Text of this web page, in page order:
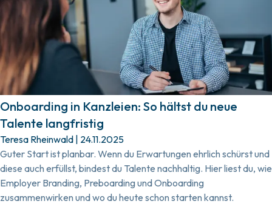
Onboarding in Kanzleien: So hältst du neue
Talente langfristig
Teresa Rheinwald 24.11.2025
Guter Start ist planbar. Wenn du Erwartungen ehrlich schürst und
diese auch erfüllst, bindest du Talente nachhaltig. Hier liest du, wie
Employer Branding, Preboarding und Onboarding
zusammenwirken und wo du heute schon starten kannst.